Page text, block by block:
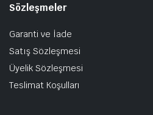
Sözleşmeler
Garanti ve İade
Satış Sözleşmesi
Üyelik Sözleşmesi
Teslimat Koşulları